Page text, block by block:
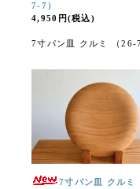
7-7）
4,950円(税込)
7寸パン皿 クルミ （26-
7寸パン皿 クルミ